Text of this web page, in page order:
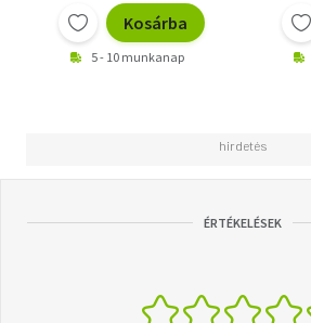
Kosárba
5 - 10 munkanap
ÉRTÉKELÉSEK